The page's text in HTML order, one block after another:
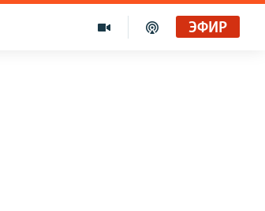
ЭФИР